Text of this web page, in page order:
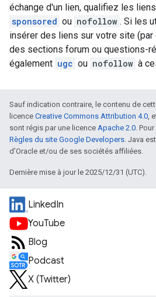
échange d'un lien, qualifiez les
sponsored ou nofollow . Si les
insérer des liens sur votre site
des sections forum ou questions-
également ugc ou nofollow à
Sauf indication contraire, le contenu de
licence Creative Commons Attribution 4.0,
sont régis par une licence Apache 2.0.
Règles du site Google Developers. Java
d'Oracle et/ou de ses sociétés affiliées.
Dernière mise à jour le 2025/12/31 (UTC).
LinkedIn
YouTube
Blog
Podcast
X (Twitter)